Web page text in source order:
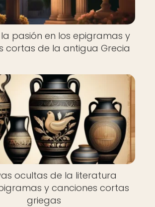
pasión en los epigramas y
cortas de la antigua Grecia
ocultas de la literatura
y canciones cortas
griegas